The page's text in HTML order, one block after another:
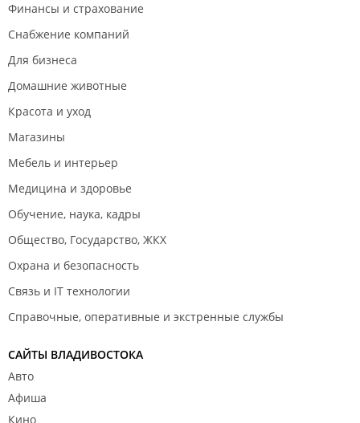
Финансы и страхование
Снабжение компаний
Для бизнеса
Домашние животные
Красота и уход
Магазины
Мебель и интерьер
Медицина и здоровье
Обучение, наука, кадры
Общество, Государство, ЖКХ
Охрана и безопасность
Связь и IT технологии
Справочные, оперативные и экстренные службы
САЙТЫ ВЛАДИВОСТОКА
Авто
Афиша
Кино